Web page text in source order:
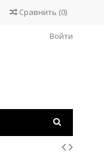
Сравнить (0)
Войти